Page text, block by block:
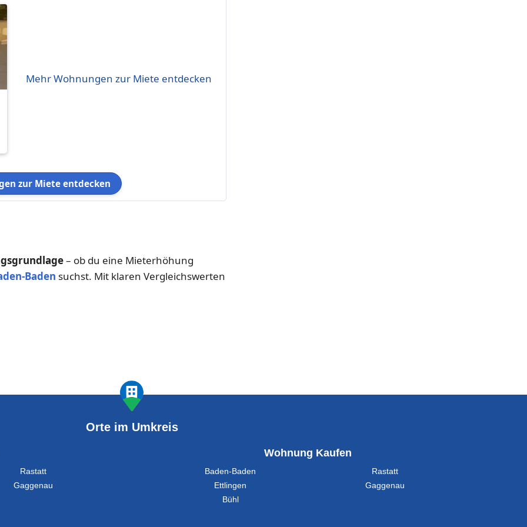
Mehr Wohnungen zur Miete entdecken
zur Miete entdecken
– ob du eine Mieterhöhung
Baden suchst. Mit klaren Vergleichswerten
Orte im Umkreis
Rastatt
Gaggenau
Wohnung Kaufen
Baden-Baden
Rastatt
Ettlingen
Gaggenau
Bühl